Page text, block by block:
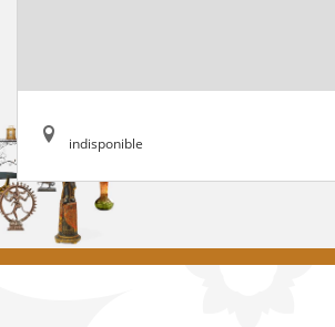
indisponible